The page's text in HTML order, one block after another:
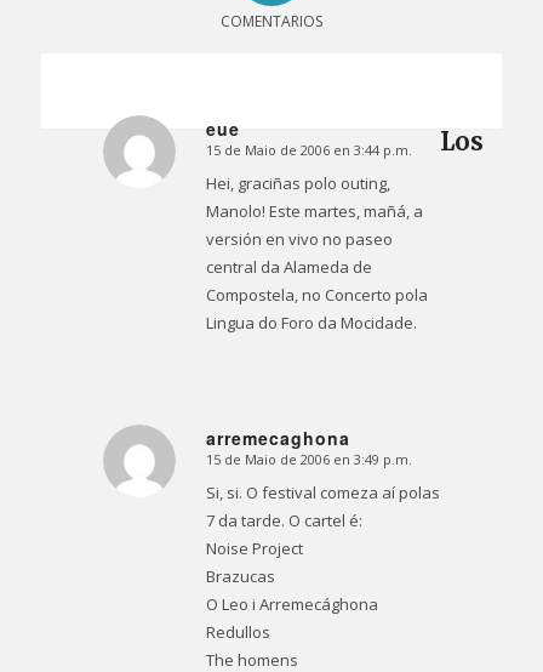
COMENTARIOS
eue
Dice:
15 de Maio de 2006 en 3:44 p.m.
Hei, graciñas polo outing,
Manolo! Este martes, mañá, a
versión en vivo no paseo
central da Alameda de
Compostela, no Concerto pola
Lingua do Foro da Mocidade.
arremecaghona
Dice:
15 de Maio de 2006 en 3:49 p.m.
Si, si. O festival comeza aí polas
7 da tarde. O cartel é:
Noise Project
Brazucas
O Leo i Arremecághona
Redullos
The homens
Los